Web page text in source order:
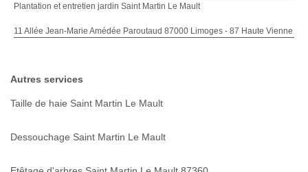
Plantation et entretien jardin Saint Martin Le Mault
11 Allée Jean-Marie Amédée Paroutaud 87000 Limoges - 87 Haute Vienne
Autres services
Taille de haie Saint Martin Le Mault
Dessouchage Saint Martin Le Mault